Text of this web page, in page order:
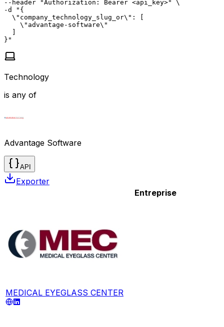
--header "Authorization: Bearer <api_key>" \
-d "{
  \"company_technology_slug_or\": [
    \"advantage-software\"
  ]
}"
Technology
is any of
Advantage Software
API
Exporter
Entreprise
MEDICAL EYEGLASS CENTER